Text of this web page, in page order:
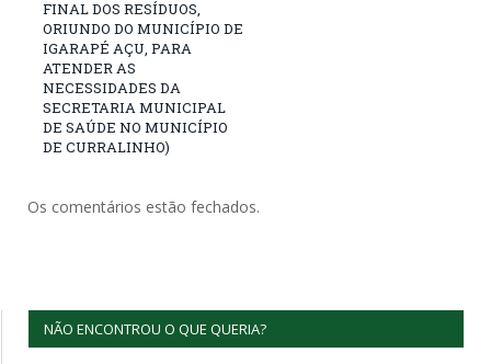
FINAL DOS RESÍDUOS,
ORIUNDO DO MUNICÍPIO DE
IGARAPÉ AÇU, PARA
ATENDER AS
NECESSIDADES DA
SECRETARIA MUNICIPAL
DE SAÚDE NO MUNICÍPIO
DE CURRALINHO)
Os comentários estão fechados.
NÃO ENCONTROU O QUE QUERIA?